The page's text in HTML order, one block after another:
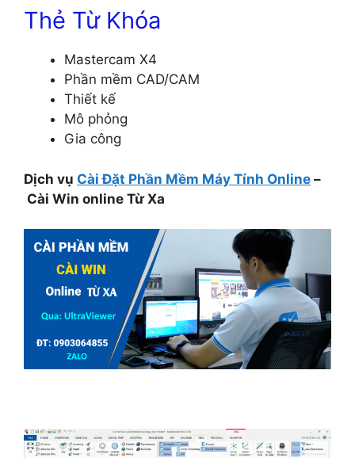
Thẻ Từ Khóa
Mastercam X4
Phần mềm CAD/CAM
Thiết kế
Mô phỏng
Gia công
Dịch vụ Cài Đặt Phần Mềm Máy Tính Online –
Cài Win online Từ Xa